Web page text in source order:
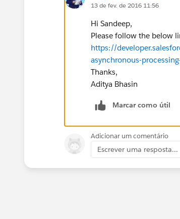
13 de fev. de 2016 11:56
Hi Sandeep,
Please follow the below
https://
asynchronous-
Thanks,
Aditya Bhasin
Marcar como útil
Adicionar um comentário
Escrever uma resposta...